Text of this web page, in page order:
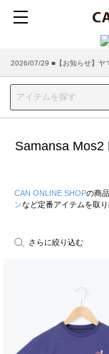
2026/07/29 ■【お知らせ】ヤ
Samansa Mos2
CAN ONLINE SHOPの商
ンなど定番アイテムを取り
さらに絞り込む